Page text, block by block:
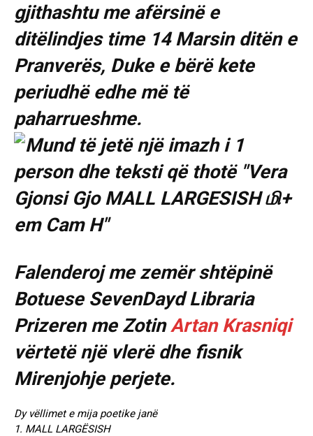
gjithashtu me afërsinë e
ditëlindjes time 14 Marsin ditën e
Pranverës, Duke e bërë kete
periudhë edhe më të
paharrueshme.
Falenderoj me zemër shtëpinë
Botuese SevenDayd Libraria
Prizeren me ZotinArtan Krasniqi
vërtetë një vlerë dhe fisnik
Mirenjohje perjete.
Dy vëllimet e mija poetike janë
1. MALL LARGËSISH